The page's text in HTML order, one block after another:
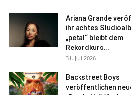
Ariana Grande
ihr achtes
„petal“ bleibt dem
Rekordkurs...
31. Juli 2026
Backstreet Boys
veröffentlichen